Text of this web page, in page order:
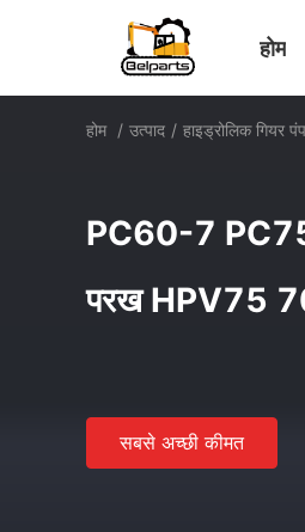
होम
होम / उत्पाद / हाइड्रोलिक गियर पंप
PC60-7 PC75
परख HPV75
सबसे अच्छी कीमत